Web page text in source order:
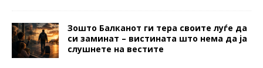
Зошто Балканот ги тера своите луѓе да
си заминат – вистината што нема да ја
слушнете на вестите